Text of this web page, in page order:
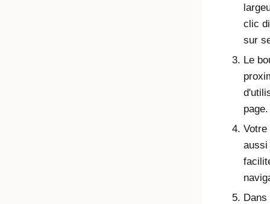
clic
sur
Le
page.
Votre
aussi